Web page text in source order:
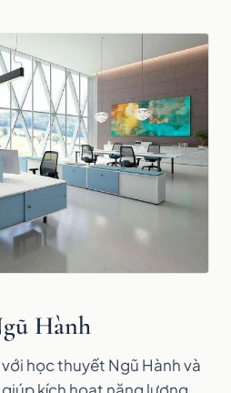
Hành
học thuyết Ngũ Hành và